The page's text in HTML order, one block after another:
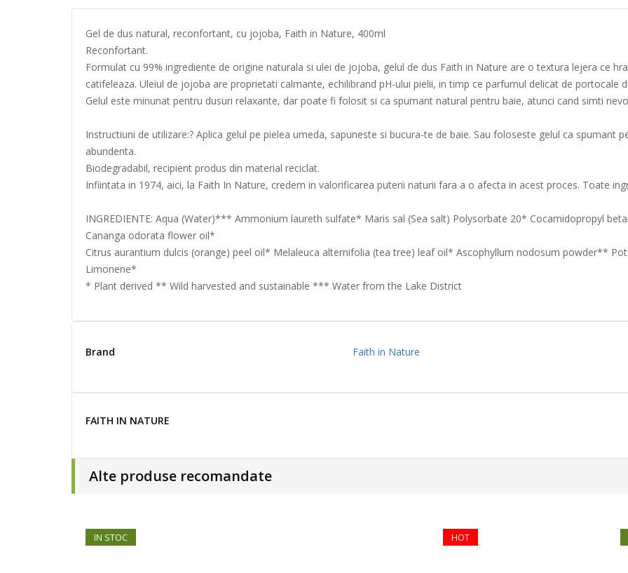
Gel de dus natural, reconfortant, cu jojoba, Faith in Nature, 400ml
Reconfortant.
Formulat cu 99% ingrediente de origine naturala si ulei de jojoba, gelul de dus Faith in Nature are o textura lejera ce
catifeleaza. Uleiul de jojoba are proprietati calmante, echilibrand pH-ului pielii, in timp ce parfumul delicat de portocale
Gelul este minunat pentru dusuri relaxante, dar poate fi folosit si ca spumant natural pentru baie, atunci cand simti
Instructiuni de utilizare:? Aplica gelul pe pielea umeda, sapuneste si bucura-te de baie. Sau foloseste gelul ca spumant
abundenta.
Biodegradabil, recipient produs din material reciclat.
Infiintata in 1974, aici, la Faith In Nature, credem in valorificarea puterii naturii fara a o afecta in acest proces. Toate
INGREDIENTE: Aqua (Water)*** Ammonium laureth sulfate* Maris sal (Sea salt) Polysorbate 20* Cocamidopropyl
Cananga odorata flower oil*
Citrus aurantium dulcis (orange) peel oil* Melaleuca alternifolia (tea tree) leaf oil* Ascophyllum nodosum powder**
Limonene*
* Plant derived ** Wild harvested and sustainable *** Water from the Lake District
Brand Faith in Nature
FAITH IN NATURE
Alte produse recomandate
HOT
IN STOC